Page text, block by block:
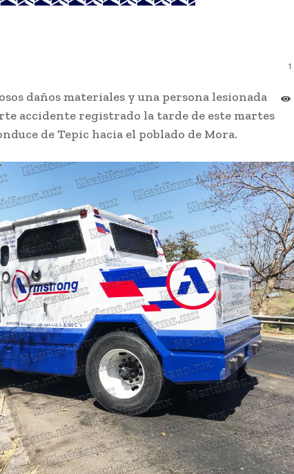
1
daños materiales y una persona lesionada
accidente registrado la tarde de este martes
de Tepic hacia el poblado de Mora.